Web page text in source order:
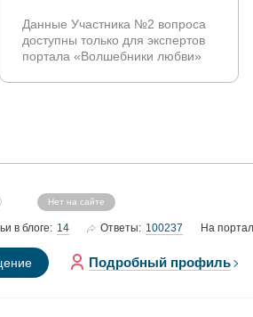
Данные Участника №2 вопроса
доступны только для экспертов
портала «Волшебники любви»
Нет на сайте
в блоге: 14 Ответы: 100237 На
Подробный профиль